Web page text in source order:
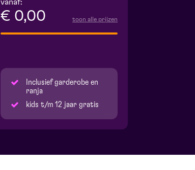
vanaf:
€ 0,00 toon alle prijzen
Inclusief garderobe en
ranja
kids t/m 12 jaar gratis